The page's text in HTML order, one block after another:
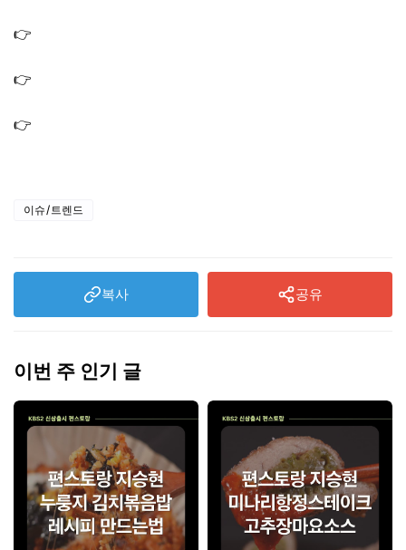
👉
👉
👉
이슈/트렌드
복사 공유
이번 주 인기 글